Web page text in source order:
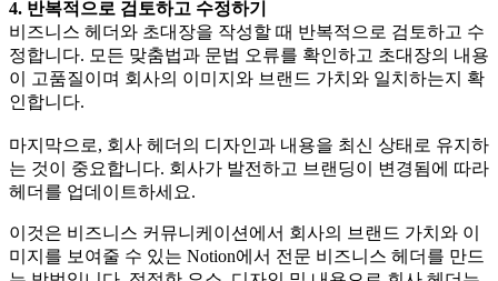
4. 반복적으로 검토하고 수정하기
비즈니스 헤더와 초대장을 작성할 때 반복적으로 검토하고 수
정합니다. 모든 맞춤법과 문법 오류를 확인하고 초대장의 내용
이 고품질이며 회사의 이미지와 브랜드 가치와 일치하는지 확
인합니다.
마지막으로, 회사 헤더의 디자인과 내용을 최신 상태로 유지하
는 것이 중요합니다. 회사가 발전하고 브랜딩이 변경됨에 따라
헤더를 업데이트하세요.
이것은 비즈니스 커뮤니케이션에서 회사의 브랜드 가치와 이
미지를 보여줄 수 있는 Notion에서 전문 비즈니스 헤더를 만드